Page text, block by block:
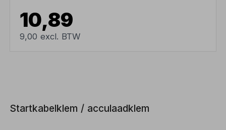
10,89
9,00 excl. BTW
Startkabelklem / acculaadklem